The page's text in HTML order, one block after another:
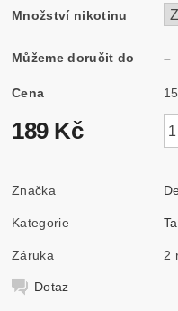
Množství nikotinu
Můžeme doručit do –
Cena
189 Kč
Značka
Kategorie
Záruka 2
Dotaz